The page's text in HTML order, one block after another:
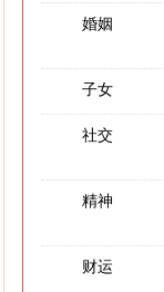
婚姻
子女
社交
精神
财运